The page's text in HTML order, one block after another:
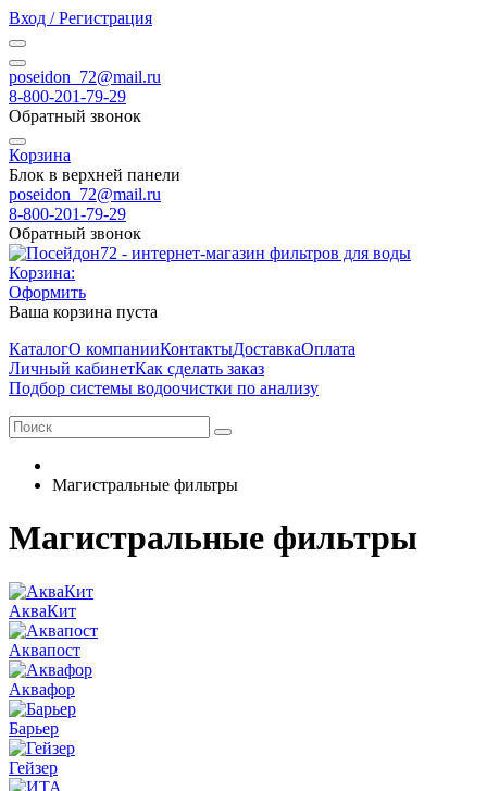
Вход / Регистрация
poseidon_72@mail.ru
8-800-201-79-29
Обратный звонок
Корзина
Блок в верхней панели
poseidon_72@mail.ru
8-800-201-79-29
Обратный звонок
Корзина:
Оформить
Ваша корзина пуста
КаталогО компанииКонтактыДоставкаОплата
Личный кабинетКак сделать заказ
Подбор системы водоочистки по анализу
Магистральные фильтры
Магистральные фильтры
АкваКит
Аквапост
Аквафор
Барьер
Гейзер